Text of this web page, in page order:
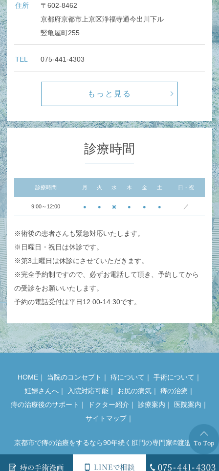
住所
〒602-8462
京都府京都市上京区浄福寺通今出川下ル
竪亀屋町255
TEL 075-441-4303
もっと見る
診療時間
診療時間 月 火 水 木 金 土 日・祝
9:00～12:00 ● ● ✖️ ● ● ● ／
※術後の患者さんも緊急対応いたします。
※日曜日・祝日は休診です。
※第3土曜日は休診にさせていただきます。
※完全予約制ですので、必ずお電話して頂き、予約してから
の受診をお願いいたします。
予約の電話受付は平日12:00-14:30です。
HOME｜ 当院のコンセプト ｜ 痔について ｜ 手術について ｜
妊婦さんへ｜ 入院対応可能｜ お尻の病気｜ 痔の治療 ｜
痔の治療後のサポート ｜ ドクター紹介 ｜ 診療案内 ｜ 医院案内 ｜
サイトマップ｜
京都市で痔の治療をするなら90年続く肛門の専門家©渡邉医院